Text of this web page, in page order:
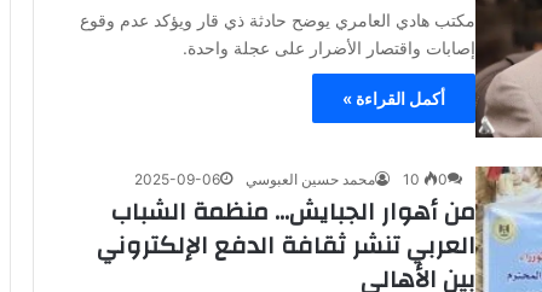
مكتب هادي العامري يوضح حادثة ذي قار ويؤكد عدم وقوع
إصابات واقتصار الأضرار على عجلة واحدة.
أكمل القراءة »
محمد حسين العبوسي 2025-09-06 0
من أهوار الجبايش… منظمة الشباب
العربي تنشر ثقافة الدفع الإلكتروني
بين الأهالي